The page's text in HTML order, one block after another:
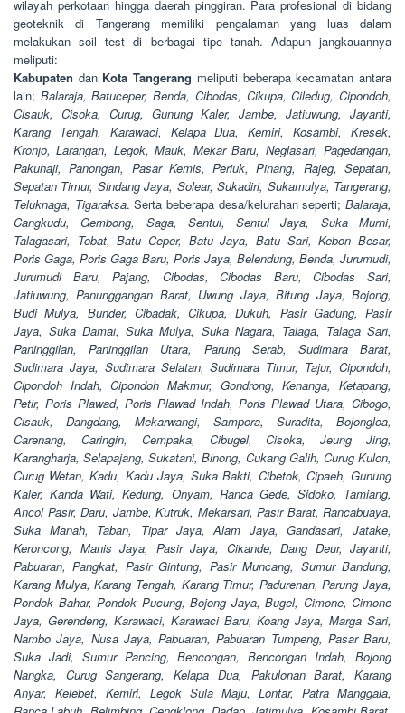
wilayah perkotaan hingga daerah pinggiran. Para profesional di bidang
geoteknik di Tangerang memiliki pengalaman yang luas dalam
melakukan soil test di berbagai tipe tanah. Adapun jangkauannya
meliputi:
Kabupaten dan Kota Tangerang meliputi beberapa kecamatan antara
lain; Balaraja, Batuceper, Benda, Cibodas, Cikupa, Ciledug, Cipondoh,
Cisauk, Cisoka, Curug, Gunung Kaler, Jambe, Jatiuwung, Jayanti,
Karang Tengah, Karawaci, Kelapa Dua, Kemiri, Kosambi, Kresek,
Kronjo, Larangan, Legok, Mauk, Mekar Baru, Neglasari, Pagedangan,
Pakuhaji, Panongan, Pasar Kemis, Periuk, Pinang, Rajeg, Sepatan,
Sepatan Timur, Sindang Jaya, Solear, Sukadiri, Sukamulya, Tangerang,
Teluknaga, Tigaraksa. Serta beberapa desa/kelurahan seperti;Balaraja,
Cangkudu, Gembong, Saga, Sentul, Sentul Jaya, Suka Murni,
Talagasari, Tobat, Batu Ceper, Batu Jaya, Batu Sari, Kebon Besar,
Poris Gaga, Poris Gaga Baru, Poris Jaya, Belendung, Benda, Jurumudi,
Jurumudi Baru, Pajang, Cibodas, Cibodas Baru, Cibodas Sari,
Jatiuwung, Panunggangan Barat, Uwung Jaya, Bitung Jaya, Bojong,
Budi Mulya, Bunder, Cibadak, Cikupa, Dukuh, Pasir Gadung, Pasir
Jaya, Suka Damai, Suka Mulya, Suka Nagara, Talaga, Talaga Sari,
Paninggilan, Paninggilan Utara, Parung Serab, Sudimara Barat,
Sudimara Jaya, Sudimara Selatan, Sudimara Timur, Tajur, Cipondoh,
Cipondoh Indah, Cipondoh Makmur, Gondrong, Kenanga, Ketapang,
Petir, Poris Plawad, Poris Plawad Indah, Poris Plawad Utara, Cibogo,
Cisauk, Dangdang, Mekarwangi, Sampora, Suradita, Bojongloa,
Carenang, Caringin, Cempaka, Cibugel, Cisoka, Jeung Jing,
Karangharja, Selapajang, Sukatani, Binong, Cukang Galih, Curug Kulon,
Curug Wetan, Kadu, Kadu Jaya, Suka Bakti, Cibetok, Cipaeh, Gunung
Kaler, Kanda Wati, Kedung, Onyam, Ranca Gede, Sidoko, Tamiang,
Ancol Pasir, Daru, Jambe, Kutruk, Mekarsari, Pasir Barat, Rancabuaya,
Suka Manah, Taban, Tipar Jaya, Alam Jaya, Gandasari, Jatake,
Keroncong, Manis Jaya, Pasir Jaya, Cikande, Dang Deur, Jayanti,
Pabuaran, Pangkat, Pasir Gintung, Pasir Muncang, Sumur Bandung,
Karang Mulya, Karang Tengah, Karang Timur, Padurenan, Parung Jaya,
Pondok Bahar, Pondok Pucung, Bojong Jaya, Bugel, Cimone, Cimone
Jaya, Gerendeng, Karawaci, Karawaci Baru, Koang Jaya, Marga Sari,
Nambo Jaya, Nusa Jaya, Pabuaran, Pabuaran Tumpeng, Pasar Baru,
Suka Jadi, Sumur Pancing, Bencongan, Bencongan Indah, Bojong
Nangka, Curug Sangerang, Kelapa Dua, Pakulonan Barat, Karang
Anyar, Kelebet, Kemiri, Legok Sula Maju, Lontar, Patra Manggala,